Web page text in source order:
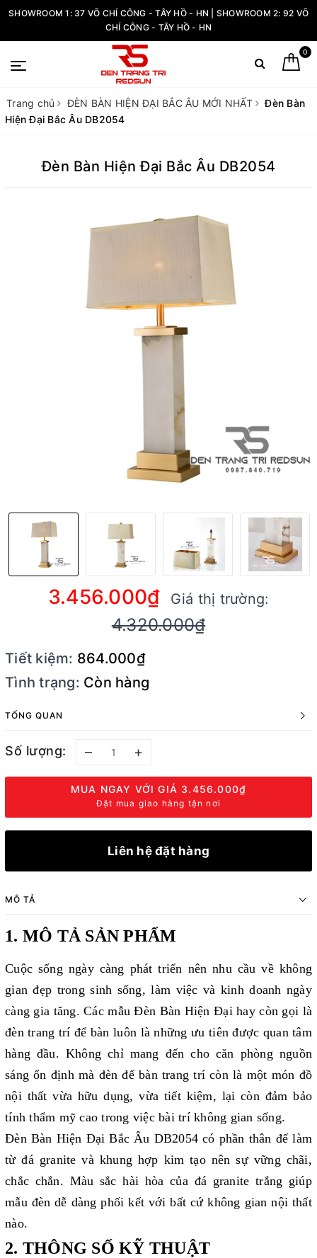
SHOWROOM 1: 37 VÕ CHÍ CÔNG - TÂY HỒ - HN | SHOWROOM 2: 92 VÕ
CHÍ CÔNG - TÂY HỒ - HN
0
Trang chủ ĐÈN BÀN HIỆN ĐẠI BẮC ÂU MỚI NHẤT
Đèn Bàn
Hiện Đại Bắc Âu DB2054
Đèn Bàn Hiện Đại Bắc Âu DB2054
3.456.000₫ Giá thị trường:
4.320.000₫
Tiết kiệm: 864.000₫
Tình trạng: Còn hàng
TỔNG QUAN
Số lượng: – +
MUA NGAY VỚI GIÁ 3.456.000₫
Đặt mua giao hàng tận nơi
Liên hệ đặt hàng
MÔ TẢ
1. MÔ TẢ SẢN PHẨM
Cuộc sống ngày càng phát triển nên nhu cầu về không
gian đẹp trong sinh sống, làm việc và kinh doanh ngày
càng gia tăng. Các mẫu Đèn Bàn Hiện Đại hay còn gọi là
đèn trang trí để bàn luôn là những ưu tiên được quan tâm
hàng đầu. Không chỉ mang đến cho căn phòng nguồn
sáng ổn định mà đèn để bàn trang trí còn là một món đồ
nội thất vừa hữu dụng, vừa tiết kiệm, lại còn đảm bảo
tính thẩm mỹ cao trong việc bài trí không gian sống.
Đèn Bàn Hiện Đại Bắc Âu DB2054 có phần thân đế làm
từ đá granite và khung hợp kim tạo nên sự vững chãi,
chắc chắn. Màu sắc hài hòa của đá granite trắng giúp
mẫu đèn dễ dàng phối kết với bất cứ không gian nội thất
nào.
2. THÔNG SỐ KỸ THUẬT